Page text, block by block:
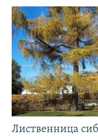
Лиственница